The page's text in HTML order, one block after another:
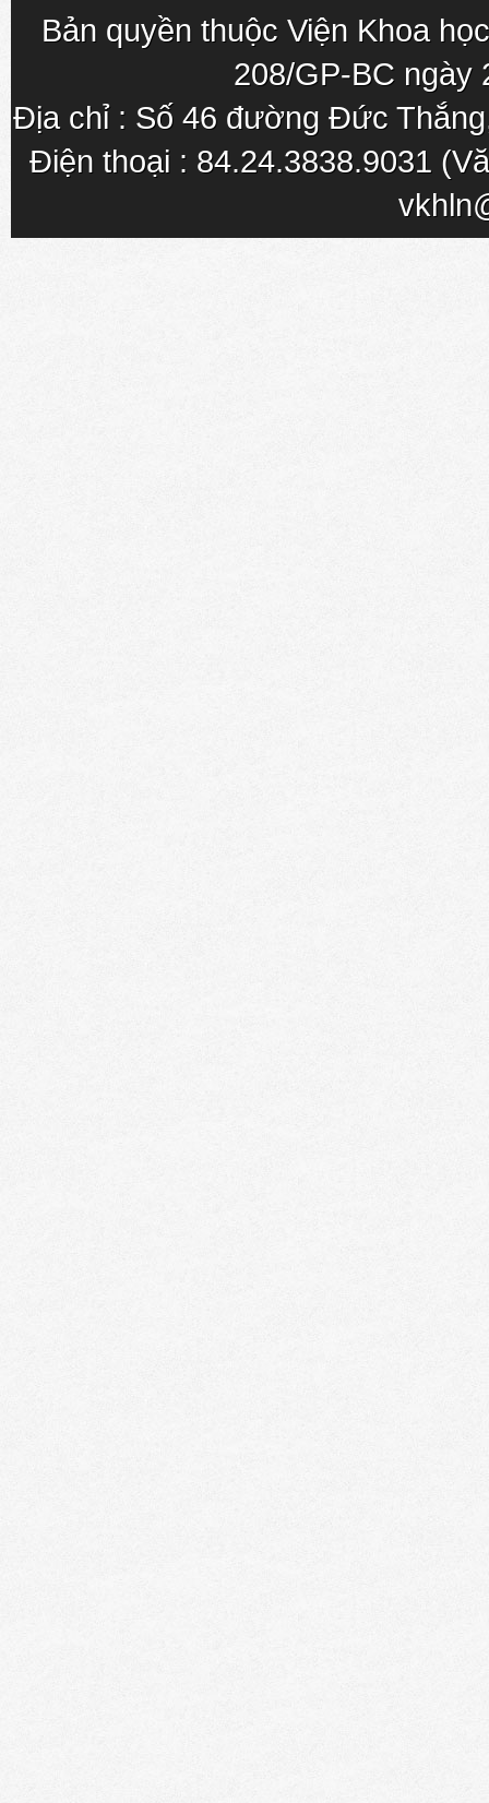
Bản quyền thuộc Viện Khoa
208/GP-BC ngày
Địa chỉ : Số 46 đường Đức
Điện thoại : 84.24.3838.9031